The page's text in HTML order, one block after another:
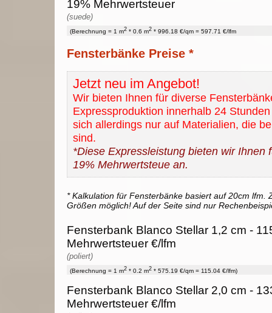
19% Mehrwertsteuer
(suede)
(Berechnung = 1 m2 * 0.6 m2 * 996.18 €/qm = 597.71 €/lfm
Fensterbänke Preise *
Jetzt neu im Angebot!
Wir bieten Ihnen für diverse
Expressproduktion innerhalb 24
sich allerdings nur auf Materialien, die
sind.
*Diese Expressleistung bieten wir Ihnen
19% Mehrwertsteue an.
* Kalkulation für Fensterbänke basiert auf 20cm lfm.
Größen möglich! Auf der Seite sind nur
Fensterbank Blanco Stellar 1,2 cm -
Mehrwertsteuer €/lfm
(poliert)
(Berechnung = 1 m2 * 0.2 m2 * 575.19 €/qm = 115.04 €/lfm)
Fensterbank Blanco Stellar 2,0 cm -
Mehrwertsteuer €/lfm